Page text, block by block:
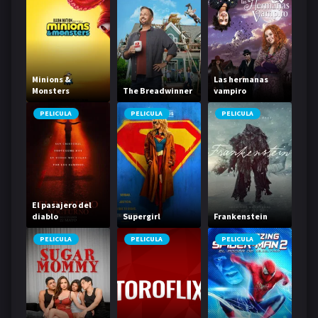
Minions &
Monsters
The Breadwinner
Las hermanas
vampiro
PELICULA
El pasajero del
diablo
PELICULA
Supergirl
PELICULA
Frankenstein
PELICULA PELICULA PELICULA